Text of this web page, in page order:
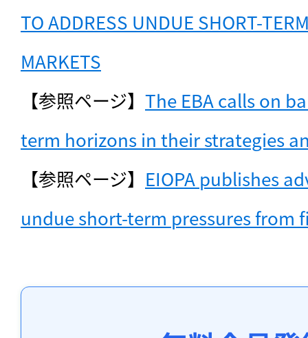
TO ADDRESS UNDUE SHORT-
MARKETS
【参照ページ】 The EBA calls on
term horizons in their strategies
【参照ページ】 EIOPA publishes
undue short-term pressures from